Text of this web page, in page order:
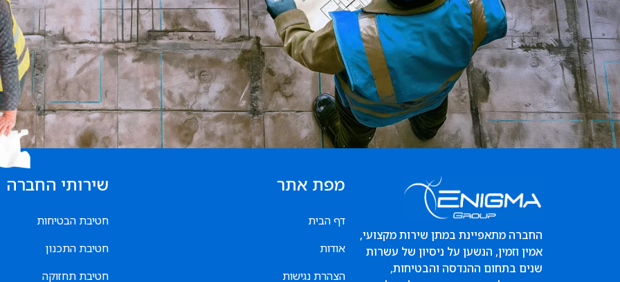
החברה מתאפיינת במתן שירות מקצועי,
אמין וזמין, הנשען על ניסיון של עשרות
שנים בתחום ההנדסה והבטיחות,
מפת אתר
דף הבית
אודות
הצהרת נגישות
שירותי החברה
חטיבת הבטיחות
חטיבת התכנון
חטיבת תחזוקה